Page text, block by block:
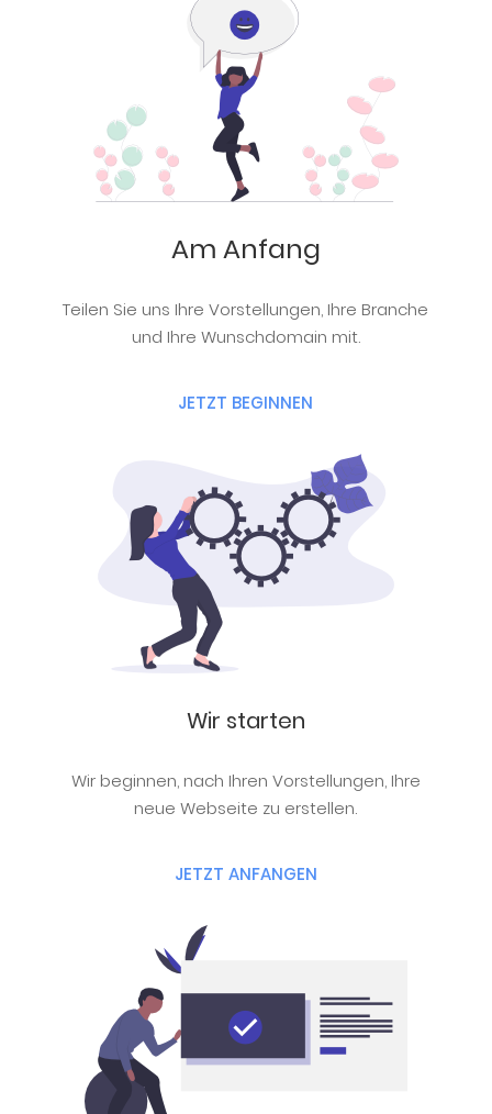
Am Anfang
Teilen Sie uns Ihre Vorstellungen, Ihre Branche
und Ihre Wunschdomain mit.
JETZT BEGINNEN
Wir starten
Wir beginnen, nach Ihren Vorstellungen, Ihre
neue Webseite zu erstellen.
JETZT ANFANGEN